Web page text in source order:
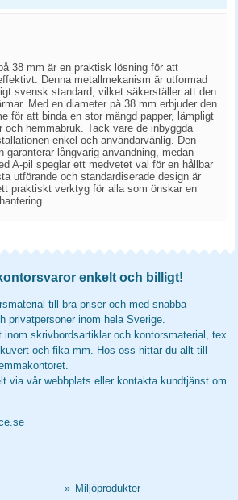
38 mm är en praktisk lösning för att
Denna metallmekanism är utformad
svensk standard, vilket säkerställer att den
Med en diameter på 38 mm erbjuder den
för att binda en stor mängd papper, lämpligt
och hemmabruk. Tack vare de inbyggda
enkel och användarvänlig. Den
garanterar långvarig användning, medan
A-pil speglar ett medvetet val för en hållbar
utförande och standardiserade design är
praktiskt verktyg för alla som önskar en
enkelt och billigt!
till bra priser och med snabba
privatpersoner inom hela Sverige.
skrivbordsartiklar och kontorsmaterial, tex
och fika mm. Hos oss hittar du allt till
via vår webbplats eller kontakta kundtjänst om
» Miljöprodukter